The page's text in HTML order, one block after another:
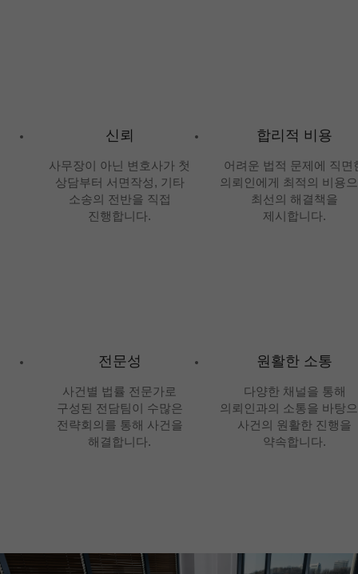
신뢰
사무장이 아닌 변호사가 첫
상담부터 서면작성, 기타
소송의 전반을 직접
진행합니다.
합리적 비용
어려운 법적 문제에 직면
의뢰인에게 최적의 비용
최선의 해결책을
제시합니다.
전문성
사건별 법률 전문가로
구성된 전담팀이 수많은
전략회의를 통해 사건을
해결합니다.
원활한 소통
다양한 채널을 통해
의뢰인과의 소통을 바탕
사건의 원활한 진행을
약속합니다.